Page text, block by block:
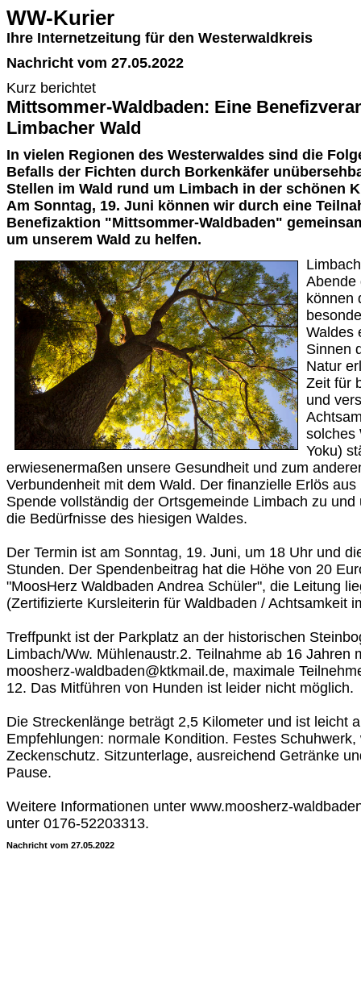
WW-Kurier
Ihre Internetzeitung für den Westerwaldkreis
Nachricht vom 27.05.2022
Kurz berichtet
Mittsommer-Waldbaden: Eine
Limbacher Wald
In vielen Regionen des Westerwaldes sind die
Befalls der Fichten durch Borkenkäfer
Stellen im Wald rund um Limbach in der schönen
Am Sonntag, 19. Juni können wir durch eine
Benefizaktion "Mittsommer-Waldbaden"
um unserem Wald zu helfen.
Abende
können
Waldes
Sinnen
Natur
Zeit für
und
solches
Yoku)
erwiesenermaßen unsere Gesundheit und zum
Verbundenheit mit dem Wald. Der finanzielle Erlös
Spende vollständig der Ortsgemeinde Limbach zu
die Bedürfnisse des hiesigen Waldes.
Der Termin ist am Sonntag, 19. Juni, um 18 Uhr und
Stunden. Der Spendenbeitrag hat die Höhe von 20
"MoosHerz Waldbaden Andrea Schüler", die Leitung
(Zertifizierte Kursleiterin für Waldbaden / Achtsamkeit
Treffpunkt ist der Parkplatz an der historischen
Limbach/Ww. Mühlenaustr.2. Teilnahme ab 16 Jahren
moosherz-waldbaden@ktkmail.de, maximale
12. Das Mitführen von Hunden ist leider nicht möglich.
Die Streckenlänge beträgt 2,5 Kilometer und ist leicht
Empfehlungen: normale Kondition. Festes
Zeckenschutz. Sitzunterlage, ausreichend Getränke
Pause.
Weitere Informationen unter www.moosherz-
unter 0176-52203313.
Nachricht vom 27.05.2022